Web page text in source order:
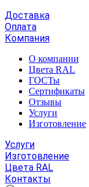
Доставка
Оплата
Компания
О компании
Цвета RAL
ГОСТы
Сертификаты
Отзывы
Услуги
Изготовление
Услуги
Изготовление
Цвета RAL
Контакты